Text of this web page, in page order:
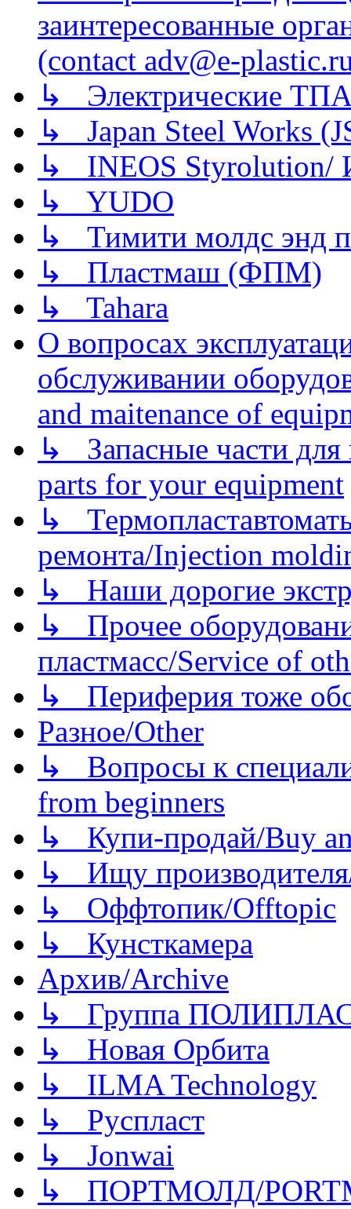
заинтересованные
(contact adv@e-
↳ Электрические
↳ Japan Steel Works
↳ INEOS
↳ YUDO
↳ Тимити молдс энд
↳ Пластмаш (ФПМ)
↳ Tahara
О вопросах
обслуживании
and maitenance of
↳ Запасные части для
parts for your equipment
↳
ремонта/Injection
↳ Наши дорогие
↳ Прочее
пластмасс/Service of
↳ Периферия тоже
Разное/Other
↳ Вопросы к
from beginners
↳ Купи-продай/Buy
↳ Ищу
↳ Оффтопик/Offtopic
↳ Кунсткамера
Архив/Archive
↳ Группа
↳ Новая Орбита
↳ ILMA Technology
↳ Руспласт
↳ Jonwai
↳ ПОРТМОЛД/